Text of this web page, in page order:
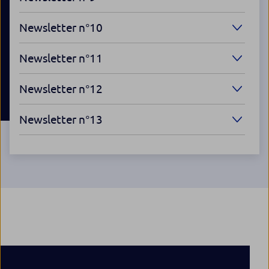
Newsletter n°10
Newsletter n°11
Newsletter n°12
Newsletter n°13